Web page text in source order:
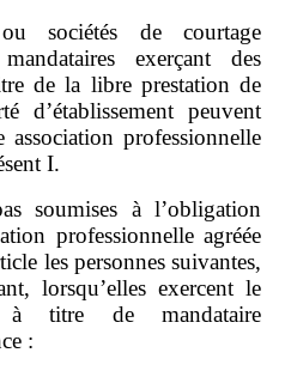
sociétés de courtage
exerçant des
de la libre prestation de
d’établissement peuvent
association professionnelle
I.
soumises à l’obligation
professionnelle agréée
les personnes suivantes,
lorsqu’elles exercent le
à titre de mandataire
: